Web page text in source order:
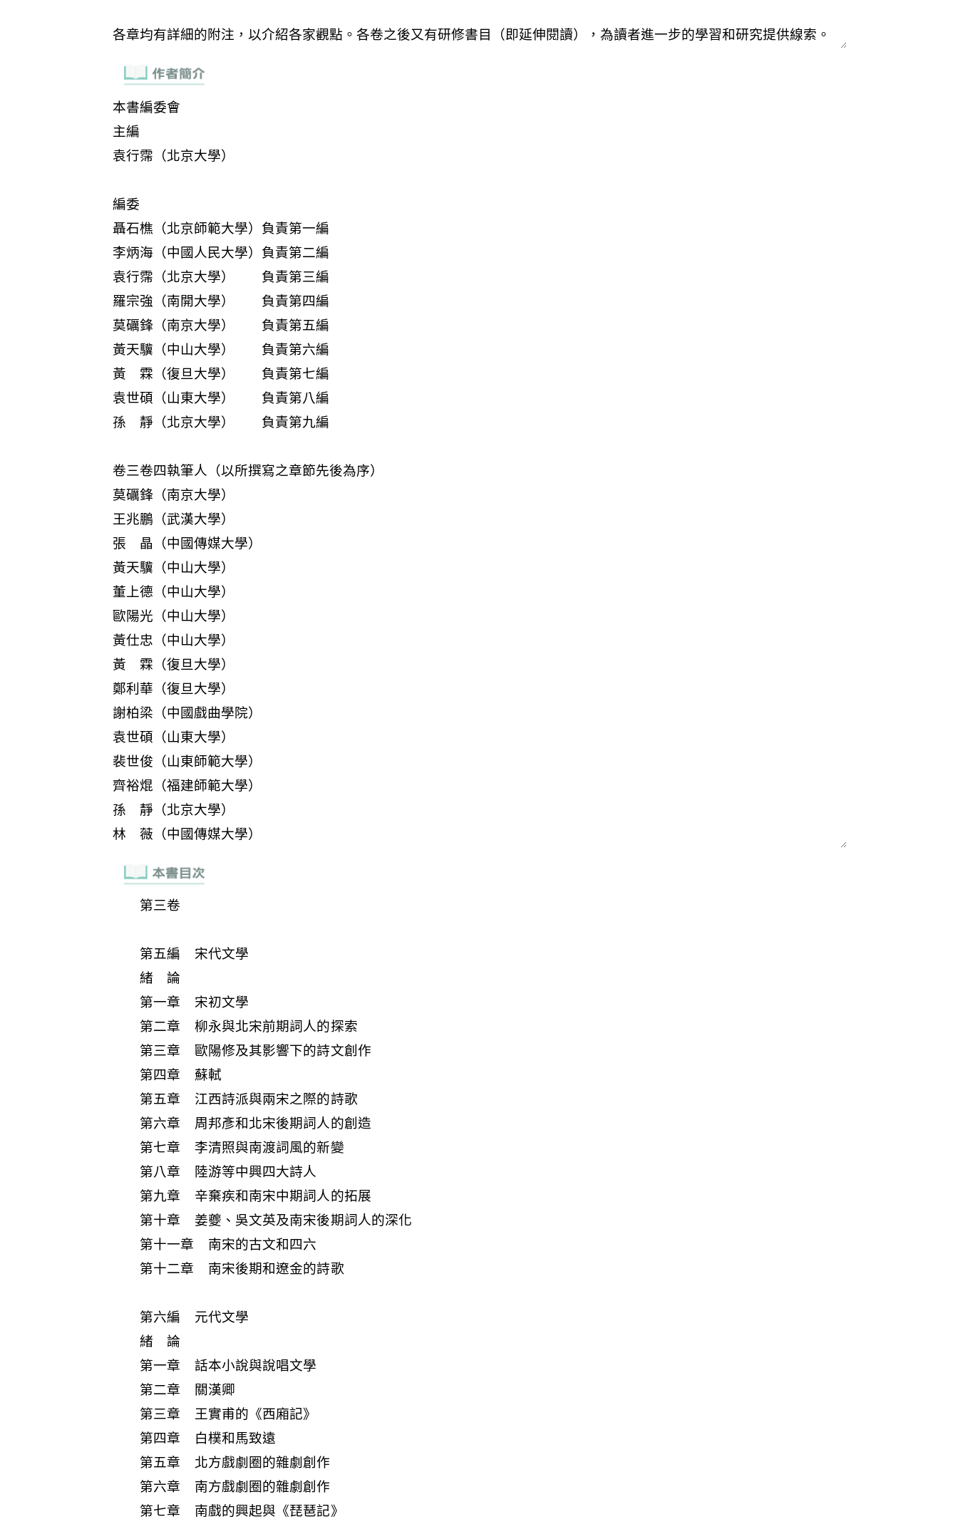
第三卷
第五編 宋代文學
緒 論
第一章 宋初文學
第二章 柳永與北宋前期詞人的探索
第三章 歐陽修及其影響下的詩文創作
第四章 蘇軾
第五章 江西詩派與兩宋之際的詩歌
第六章 周邦彥和北宋後期詞人的創造
第七章 李清照與南渡詞風的新變
第八章 陸游等中興四大詩人
第九章 辛棄疾和南宋中期詞人的拓展
第十章 姜夔、吳文英及南宋後期詞人的深化
第十一章 南宋的古文和四六
第十二章 南宋後期和遼金的詩歌
第六編 元代文學
緒 論
第一章 話本小說與說唱文學
第二章 關漢卿
第三章 王實甫的《西廂記》
第四章 白樸和馬致遠
第五章 北方戲劇圈的雜劇創作
第六章 南方戲劇圈的雜劇創作
第七章 南戲的興起與《琵琶記》